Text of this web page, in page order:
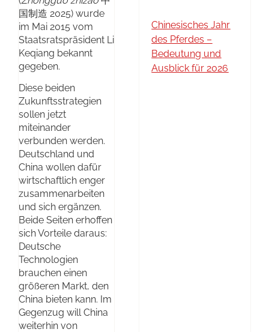
国制造 2025) wurde
im Mai 2015 vom
Staatsratspräsident Li
Keqiang bekannt
gegeben.
Diese beiden
Zukunftsstrategien
sollen jetzt
miteinander
verbunden werden.
Deutschland und
China wollen dafür
wirtschaftlich enger
zusammenarbeiten
und sich ergänzen.
Beide Seiten erhoffen
sich Vorteile daraus:
Deutsche
Technologien
brauchen einen
größeren Markt, den
China bieten kann. Im
Gegenzug will China
weiterhin von
Chinesisches Jahr
des Pferdes –
Bedeutung und
Ausblick für 2026